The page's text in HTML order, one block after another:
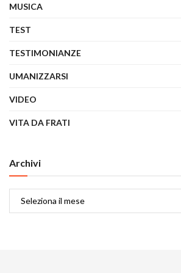
MUSICA
TEST
TESTIMONIANZE
UMANIZZARSI
VIDEO
VITA DA FRATI
Archivi